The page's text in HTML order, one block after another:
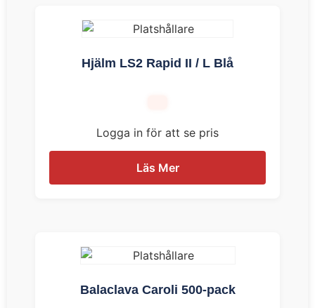
Hjälm LS2 Rapid II / L Blå
Logga in för att se pris
Läs Mer
Balaclava Caroli 500-pack